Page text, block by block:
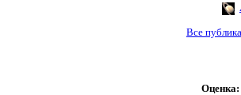
Все
Оценка: